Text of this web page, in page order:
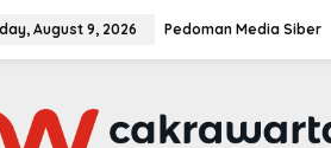
August 9, 2026 Pedoman Media Siber